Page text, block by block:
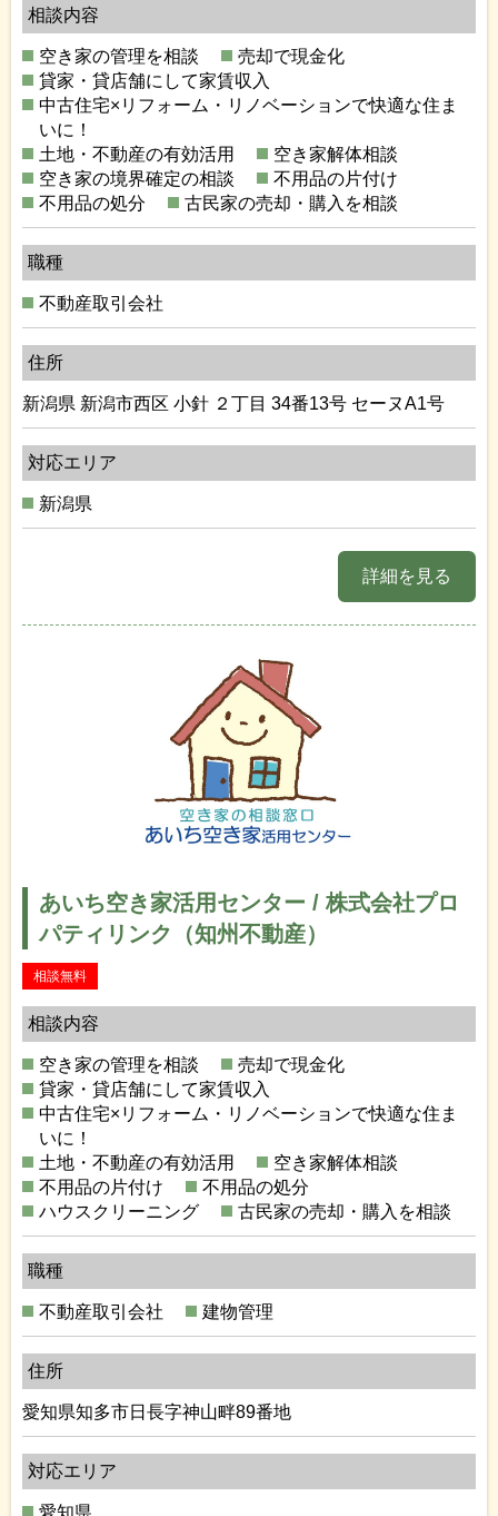
相談内容
空き家の管理を相談
売却で現金化
貸家・貸店舗にして家賃収入
中古住宅×リフォーム・リノベーションで快適な住ま
いに！
土地・不動産の有効活用
空き家解体相談
空き家の境界確定の相談
不用品の片付け
不用品の処分
古民家の売却・購入を相談
職種
不動産取引会社
住所
新潟県 新潟市西区 小針 ２丁目 34番13号 セーヌA1号
対応エリア
新潟県
詳細を見る
あいち空き家活用センター / 株式会社プロ
パティリンク（知州不動産）
相談無料
相談内容
空き家の管理を相談
売却で現金化
貸家・貸店舗にして家賃収入
中古住宅×リフォーム・リノベーションで快適な住ま
いに！
土地・不動産の有効活用
空き家解体相談
不用品の片付け
不用品の処分
ハウスクリーニング
古民家の売却・購入を相談
職種
不動産取引会社 建物管理
住所
愛知県知多市日長字神山畔89番地
対応エリア
愛知県